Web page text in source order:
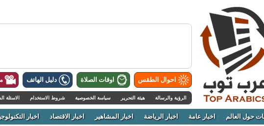
احوال الطقس اوقات الصلاة دليل الهاتف
الرؤية والرسالة هيئة التحرير سياسة الخصوصية شروط الاستخدام الاسئلة
حول العالم اخبار عامة اخبار الرياضة اخبار المشاهير اخبار الاقتصاد اخبار